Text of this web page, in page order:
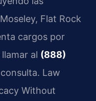
Flat Rock
cargos por
al (888)
Law
Without